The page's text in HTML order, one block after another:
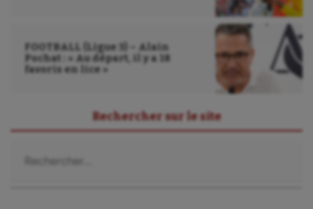
FOOTBALL (Ligue 3) – Alain
Pochat : « Au départ, il y a 18
favoris en lice »
Rechercher sur le site